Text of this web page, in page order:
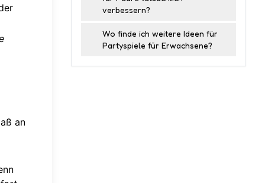
an
verbessern?
Wo finde ich weitere Ideen für
Partyspiele für Erwachsene?